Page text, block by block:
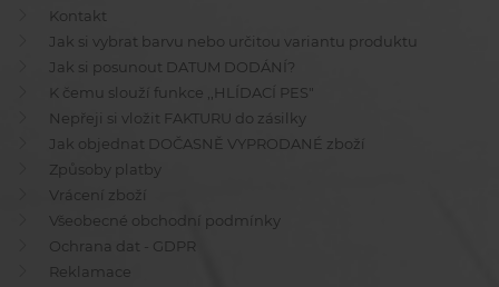
Kontakt
Jak si vybrat barvu nebo určitou variantu produktu
Jak si posunout DATUM DODÁNÍ?
K čemu slouží funkce ,,HLÍDACÍ PES"
Nepřeji si vložit FAKTURU do zásilky
Jak objednat DOČASNĚ VYPRODANÉ zboží
Způsoby platby
Vrácení zboží
Všeobecné obchodní podmínky
Ochrana dat - GDPR
Reklamace